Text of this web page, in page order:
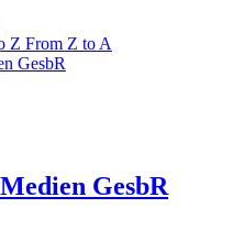
Z From Z to A
GesbR